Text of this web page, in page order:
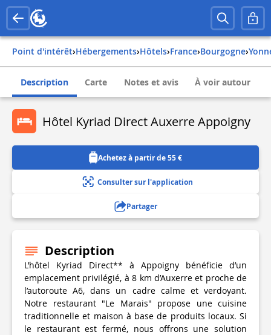
Point d'intérêt› Hébergements› Hôtels› france› bourgogne›
Description Carte Notes et avis À voir autour
Hôtel Kyriad Direct Auxerre Appoigny
Achetez à partir de 55 €
Consulter sur l'application
Partager
Description
L’hôtel Kyriad Direct** à Appoigny bénéficie d’un
emplacement privilégié, à 8 km d’Auxerre et proche de
l’autoroute A6, dans un cadre calme et verdoyant.
Notre restaurant "Le Marais" propose une cuisine
traditionnelle et maison à base de produits locaux. Si
le restaurant est fermé, nous offrons une solution